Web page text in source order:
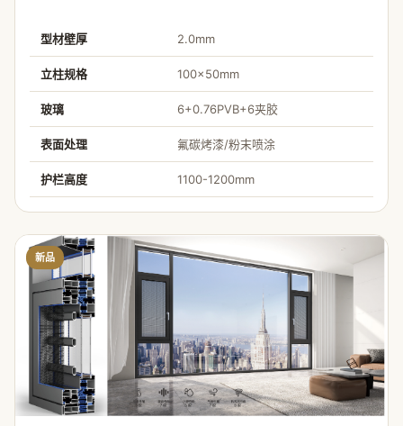
型材壁厚 2.0mm
立柱规格 100×50mm
玻璃 6+0.76PVB+6夹胶
表面处理 氟碳烤漆/粉末喷涂
护栏高度 1100-1200mm
新品